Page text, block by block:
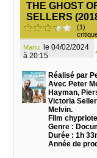
THE GHOST
SELLERS
(1)
Manu
à 20:15
Réalisé par
Avec Peter
Hayman,
Victoria
Melvin.
Film chypriote
Genre :
Durée : 1h
Année de